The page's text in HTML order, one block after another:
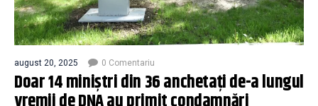
august 20, 2025 0 Comentariu
Doar 14 miniștri din 36 anchetați de-a lungul